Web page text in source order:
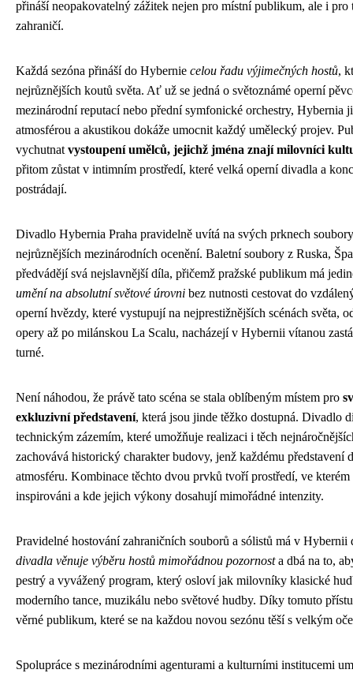
přináší neopakovatelný zážitek nejen pro místní publikum, ale i pro
zahraničí.
Každá sezóna přináší do Hybernie celou řadu výjimečných hostů,
nejrůznějších koutů světa. Ať už se jedná o světoznámé operní
mezinárodní reputací nebo přední symfonické orchestry, Hybernia
atmosférou a akustikou dokáže umocnit každý umělecký projev.
vychutnat vystoupení umělců, jejichž jména znají milovníci
přitom zůstat v intimním prostředí, které velká operní divadla a
postrádají.
Divadlo Hybernia Praha pravidelně uvítá na svých prknech
nejrůznějších mezinárodních ocenění. Baletní soubory z Ruska,
předvádějí svá nejslavnější díla, přičemž pražské publikum má
umění na absolutní světové úrovni bez nutnosti cestovat do
operní hvězdy, které vystupují na nejprestižnějších scénách světa,
opery až po milánskou La Scalu, nacházejí v Hybernii vítanou
turné.
Není náhodou, že právě tato scéna se stala oblíbeným místem pro
exkluzivní představení, která jsou jinde těžko dostupná. Divadlo
technickým zázemím, které umožňuje realizaci i těch
zachovává historický charakter budovy, jenž každému představení
atmosféru. Kombinace těchto dvou prvků tvoří prostředí, ve
inspirováni a kde jejich výkony dosahují mimořádné intenzity.
Pravidelné hostování zahraničních souborů a sólistů má v
divadla věnuje výběru hostů mimořádnou pozornosta dbá na to,
pestrý a vyvážený program, který osloví jak milovníky klasické
moderního tance, muzikálu nebo světové hudby. Díky tomuto
věrné publikum, které se na každou novou sezónu těší s velkým
Spolupráce s mezinárodními agenturami a kulturními institucemi